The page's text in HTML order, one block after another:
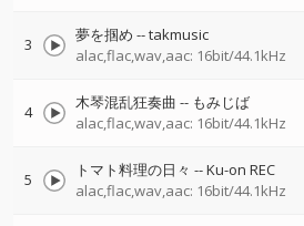
3 夢を掴め --takmusic
alac,flac,wav,aac: 16bit/44.1kHz
4 木琴混乱狂奏曲 -- もみじば
alac,flac,wav,aac: 16bit/44.1kHz
5 トマト料理の日々 --Ku-on REC
alac,flac,wav,aac: 16bit/44.1kHz